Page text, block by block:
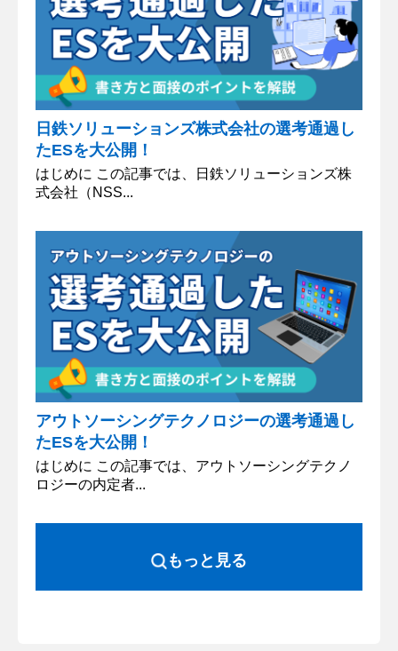
日鉄ソリューションズ株式会社の選考通過し
たESを大公開！
はじめに この記事では、日鉄ソリューションズ株
式会社（NSS...
アウトソーシングテクノロジーの選考通過し
たESを大公開！
はじめに この記事では、アウトソーシングテクノ
ロジーの内定者...
もっと見る